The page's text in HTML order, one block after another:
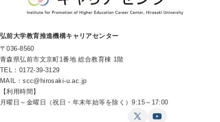
弘前大学教育推進機構キャリアセンター
〒036-8560
青森県弘前市文京町1番地 総合教育棟 1階
TEL：0172-39-3129
MAIL：scc@hirosaki-u.ac.jp
【利用時間】
月曜日～金曜日（祝日・年末年始等を除く）9:15～17:00